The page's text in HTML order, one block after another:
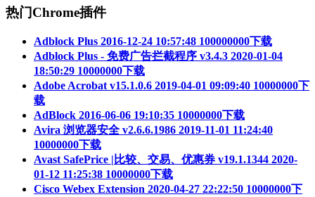
热门Chrome插件
Adblock Plus 2016-12-24 10:57:48 100000000下载
Adblock Plus - 免费广告拦截程序 v3.4.3 2020-01-04
18:50:29 10000000下载
Adobe Acrobat v15.1.0.6 2019-04-01 09:09:40 10000000下
载
AdBlock 2016-06-06 19:10:35 10000000下载
Avira 浏览器安全 v2.6.6.1986 2019-11-01 11:24:40
10000000下载
Avast SafePrice |比较、交易、优惠券 v19.1.1344 2020-
01-12 11:25:38 10000000下载
Cisco Webex Extension 2020-04-27 22:22:50 10000000下